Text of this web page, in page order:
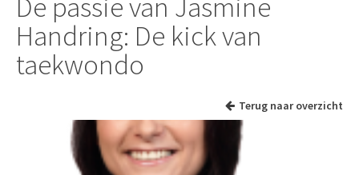
De passie van Jasmine
Handring: De kick van
taekwondo
Terug naar overzicht